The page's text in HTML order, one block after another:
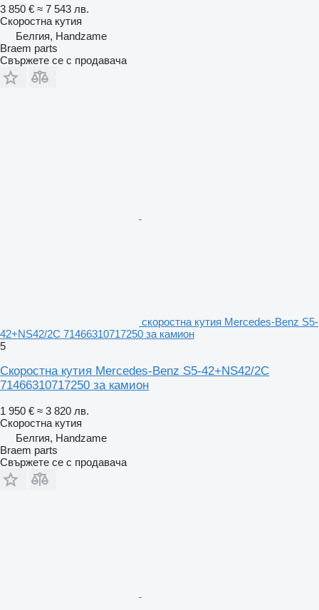
3 850 € ≈ 7 543 лв.
Скоростна кутия
Белгия, Handzame
Braem parts
Свържете се с продавача
скоростна кутия Mercedes-Benz S5-
42+NS42/2C 71466310717250 за камион
5
Скоростна кутия Mercedes-Benz S5-42+NS42/2C
71466310717250 за камион
1 950 € ≈ 3 820 лв.
Скоростна кутия
Белгия, Handzame
Braem parts
Свържете се с продавача